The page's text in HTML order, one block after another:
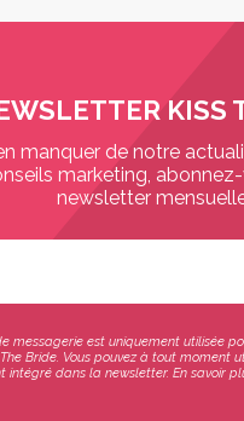
KISS
manquer de notre
marketing,
newsletter
messagerie est uniquement utilisée
Bride. Vous pouvez à tout moment
intégré dans la newsletter. En savoir